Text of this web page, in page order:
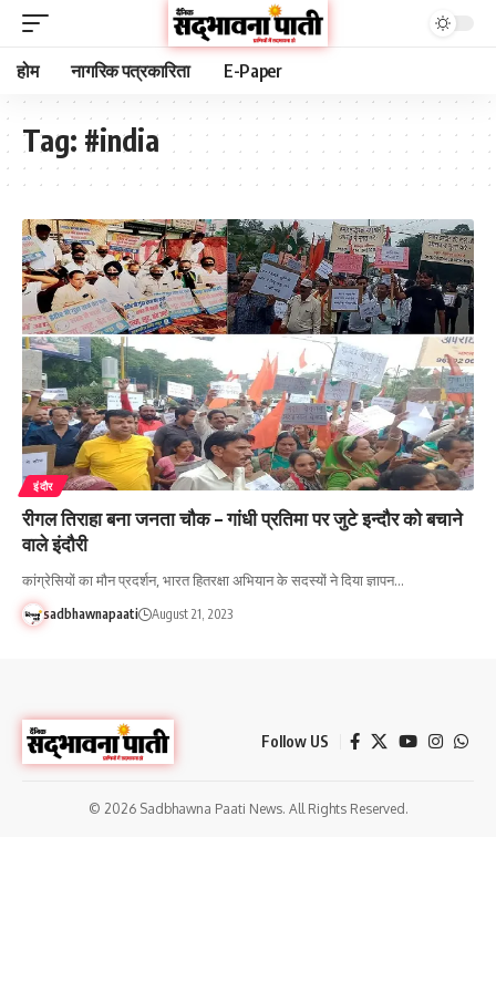
होम नागरिक पत्रकारिता E-Paper
Tag: #india
इंदौर
रीगल तिराहा बना जनता चौक – गांधी प्रतिमा पर जुटे इन्दौर को बचाने
वाले इंदौरी
कांग्रेसियों का मौन प्रदर्शन, भारत हितरक्षा अभियान के सदस्यों ने दिया ज्ञापन…
sadbhawnapaati August 21, 2023
Follow US
© 2026 Sadbhawna Paati News. All Rights Reserved.